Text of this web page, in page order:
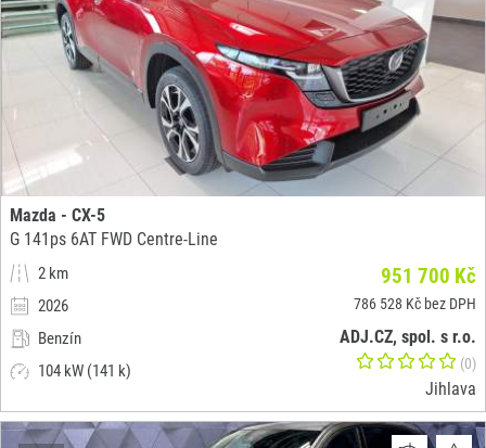
Mazda - CX-5
G 141ps 6AT FWD Centre-Line
2 km
2026
Benzín
104 kW (141 k)
951 700 Kč
786 528 Kč bez DPH
ADJ.CZ, spol. s r.o.
(0)
Jihlava